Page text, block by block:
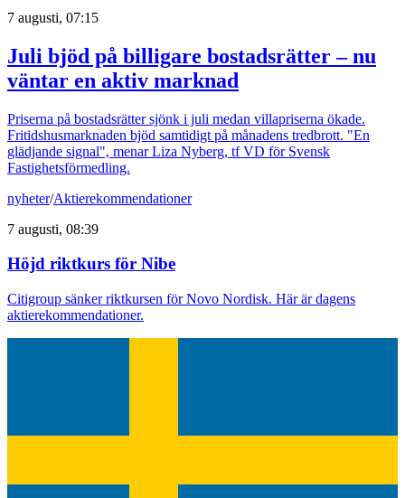
7 augusti, 07:15
Juli bjöd på billigare bostadsrätter – nu
väntar en aktiv marknad
Priserna på bostadsrätter sjönk i juli medan villapriserna ökade.
Fritidshusmarknaden bjöd samtidigt på månadens tredbrott. "En
glädjande signal", menar Liza Nyberg, tf VD för Svensk
Fastighetsförmedling.
nyheter/Aktierekommendationer
7 augusti, 08:39
Höjd riktkurs för Nibe
Citigroup sänker riktkursen för Novo Nordisk. Här är dagens
aktierekommendationer.